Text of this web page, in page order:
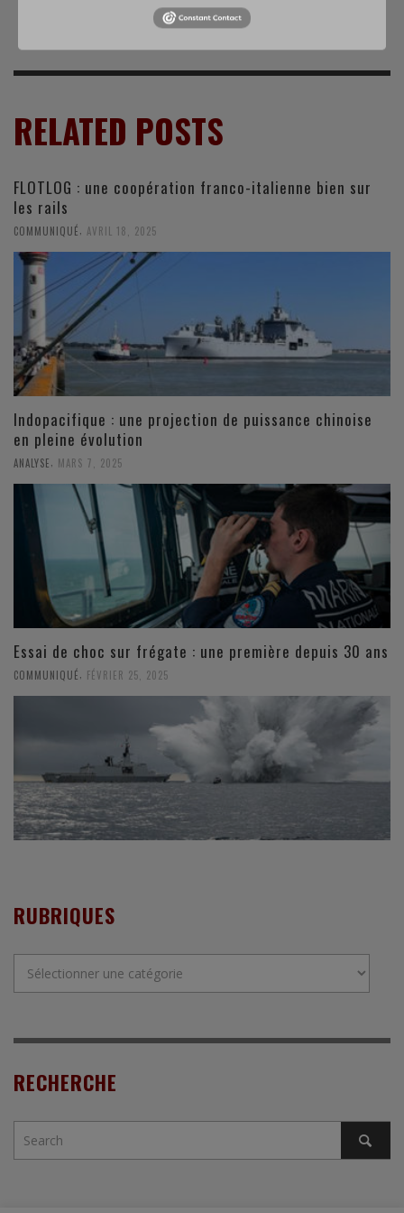
un Iliouchine 76MD
la cybersécurité
RELATED POSTS
FLOTLOG : une coopération franco-italienne bien sur
les rails
COMMUNIQUÉ AVRIL 18, 2025
Indopacifique : une projection de puissance chinoise
en pleine évolution
ANALYSE MARS 7, 2025
Essai de choc sur frégate : une première depuis 30 ans
COMMUNIQUÉ FÉVRIER 25, 2025
RUBRIQUES
RECHERCHE